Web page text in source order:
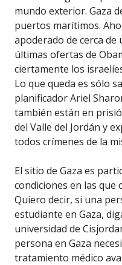
mundo exterior. Gaza
puertos marítimos.
apoderado de cerca de
últimas ofertas de
ciertamente los
Lo que queda es sólo
planificador Ariel
también están en
del Valle del Jordán y
todos crímenes de la
El sitio de Gaza es
condiciones en las que
Quiero decir, si una
estudiante en Gaza,
universidad de
persona en Gaza
tratamiento médico